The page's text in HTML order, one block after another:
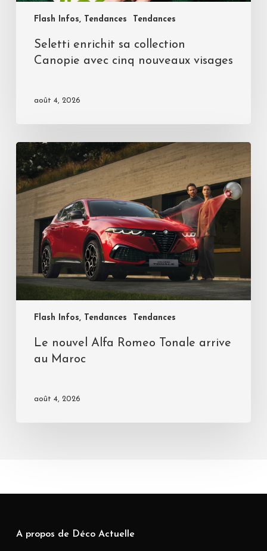
Flash Infos, Tendances Tendances
Seletti enrichit sa collection
Canopie avec cinq nouveaux visages
août 4, 2026
Flash Infos, Tendances Tendances
Le nouvel Alfa Romeo Tonale arrive
au Maroc
août 4, 2026
A propos de Déco Actuelle